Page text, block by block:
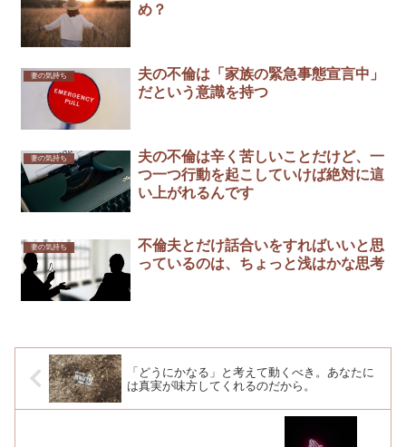
め？
妻の気持ち
夫の不倫は「家族の緊急事態宣言中」
だという意識を持つ
妻の気持ち
夫の不倫は辛く苦しいことだけど、一
つ一つ行動を起こしていけば絶対に這
い上がれるんです
妻の気持ち
不倫夫とだけ話合いをすればいいと思
っているのは、ちょっと浅はかな思考
「どうにかなる」と考えて動くべき。あなたに
は真実が味方してくれるのだから。